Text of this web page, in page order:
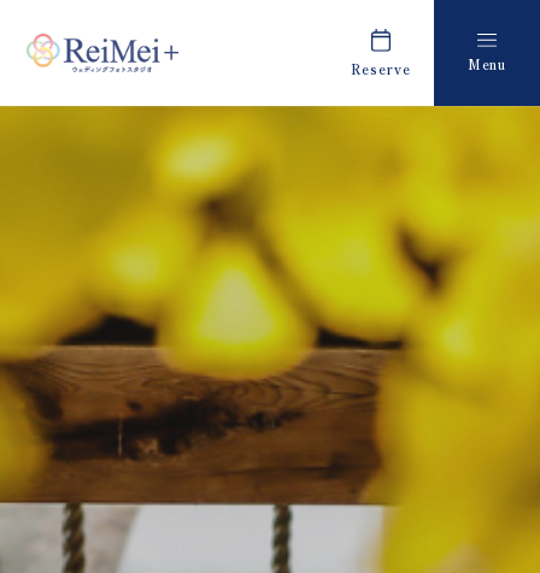
Reserve Menu
Costume
About us
私たちについて
Retouch
フォトレタッチ
Studio
スタジオ紹介
Staff
スタッフ紹介
FAQ
よくあるご質問
News
Blog